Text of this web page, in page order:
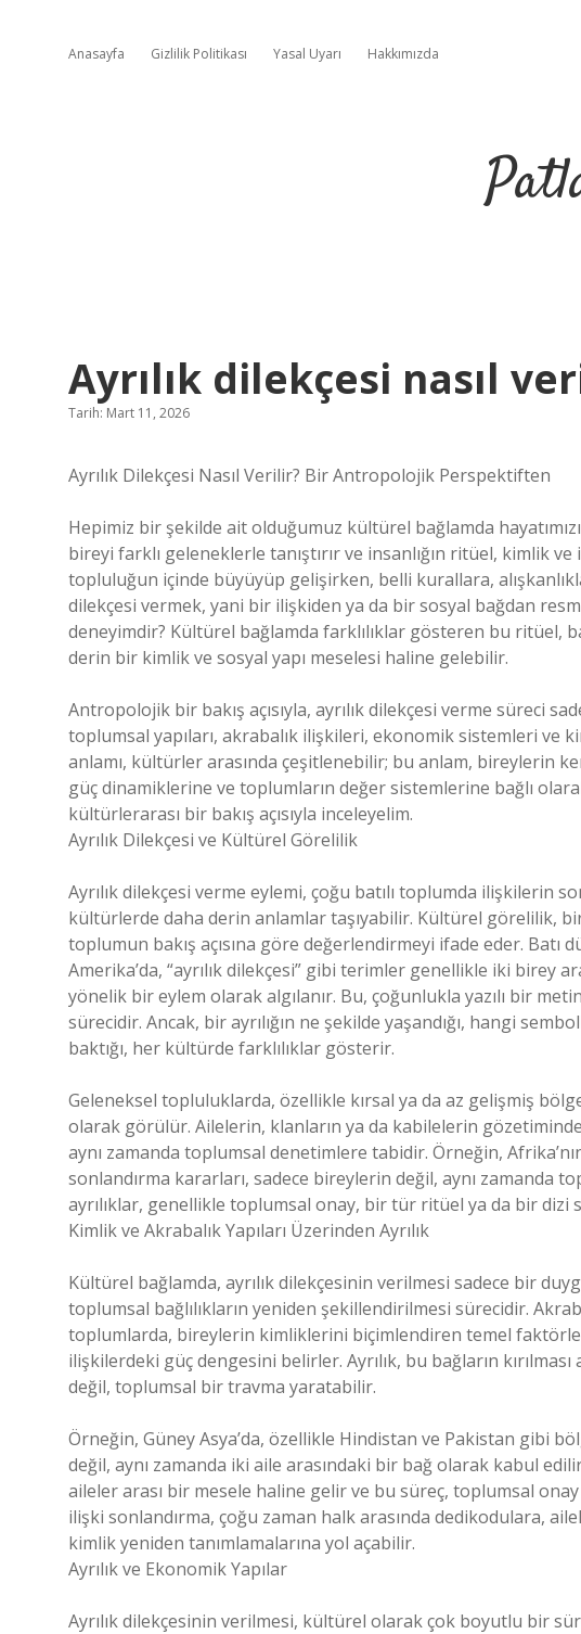
Anasayfa Gizlilik Politikası Yasal Uyarı Hakkımızda
Ayrılık dilekçesi nasıl
Tarih: Mart 11, 2026
Ayrılık Dilekçesi Nasıl Verilir? Bir Antropolojik Perspektiften
Hepimiz bir şekilde ait olduğumuz kültürel bağlamda
bireyi farklı geleneklerle tanıştırır ve insanlığın ritüel, kimlik
topluluğun içinde büyüyüp gelişirken, belli kurallara,
dilekçesi vermek, yani bir ilişkiden ya da bir sosyal bağdan
deneyimdir? Kültürel bağlamda farklılıklar gösteren bu ritüel,
derin bir kimlik ve sosyal yapı meselesi haline gelebilir.
Antropolojik bir bakış açısıyla, ayrılık dilekçesi verme süreci
toplumsal yapıları, akrabalık ilişkileri, ekonomik sistemleri ve
anlamı, kültürler arasında çeşitlenebilir; bu anlam, bireylerin
güç dinamiklerine ve toplumların değer sistemlerine bağlı
kültürlerarası bir bakış açısıyla inceleyelim.
Ayrılık Dilekçesi ve Kültürel Görelilik
Ayrılık dilekçesi verme eylemi, çoğu batılı toplumda ilişkilerin
kültürlerde daha derin anlamlar taşıyabilir. Kültürel görelilik,
toplumun bakış açısına göre değerlendirmeyi ifade eder. Batı
Amerika’da, “ayrılık dilekçesi” gibi terimler genellikle iki birey
yönelik bir eylem olarak algılanır. Bu, çoğunlukla yazılı bir
sürecidir. Ancak, bir ayrılığın ne şekilde yaşandığı, hangi
baktığı, her kültürde farklılıklar gösterir.
Geleneksel topluluklarda, özellikle kırsal ya da az gelişmiş
olarak görülür. Ailelerin, klanların ya da kabilelerin
aynı zamanda toplumsal denetimlere tabidir. Örneğin,
sonlandırma kararları, sadece bireylerin değil, aynı zamanda
ayrılıklar, genellikle toplumsal onay, bir tür ritüel ya da bir dizi
Kimlik ve Akrabalık Yapıları Üzerinden Ayrılık
Kültürel bağlamda, ayrılık dilekçesinin verilmesi sadece bir
toplumsal bağlılıkların yeniden şekillendirilmesi sürecidir.
toplumlarda, bireylerin kimliklerini biçimlendiren temel
ilişkilerdeki güç dengesini belirler. Ayrılık, bu bağların
değil, toplumsal bir travma yaratabilir.
Örneğin, Güney Asya’da, özellikle Hindistan ve Pakistan gibi
değil, aynı zamanda iki aile arasındaki bir bağ olarak kabul
aileler arası bir mesele haline gelir ve bu süreç, toplumsal
ilişki sonlandırma, çoğu zaman halk arasında dedikodulara,
kimlik yeniden tanımlamalarına yol açabilir.
Ayrılık ve Ekonomik Yapılar
Ayrılık dilekçesinin verilmesi, kültürel olarak çok boyutlu bir